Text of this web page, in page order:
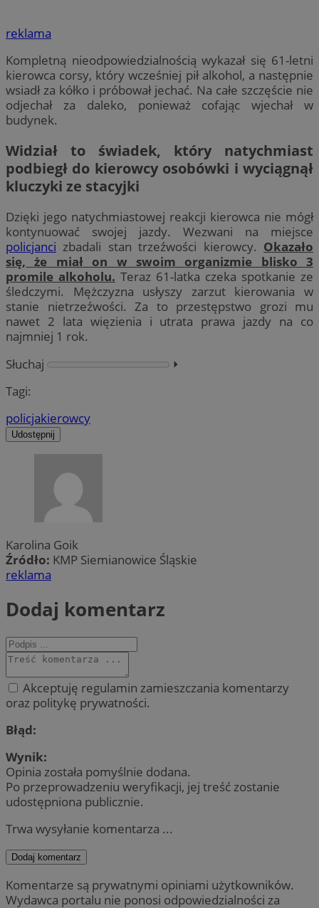
reklama
Kompletną nieodpowiedzialnością wykazał się 61-letni
kierowca corsy, który wcześniej pił alkohol, a następnie
wsiadł za kółko i próbował jechać. Na całe szczęście nie
odjechał za daleko, ponieważ cofając wjechał w
budynek.
Widział to świadek, który natychmiast
podbiegł do kierowcy osobówki i wyciągnął
kluczyki ze stacyjki
Dzięki jego natychmiastowej reakcji kierowca nie mógł
kontynuować swojej jazdy. Wezwani na miejsce
policjanci zbadali stan trzeźwości kierowcy. Okazało
się, że miał on w swoim organizmie blisko 3
promile alkoholu. Teraz 61-latka czeka spotkanie ze
śledczymi. Mężczyzna usłyszy zarzut kierowania w
stanie nietrzeźwości. Za to przestępstwo grozi mu
nawet 2 lata więzienia i utrata prawa jazdy na co
najmniej 1 rok.
Słuchaj
⏵︎
Tagi:
policjakierowcy
Udostępnij
Karolina Goik
Źródło: KMP Siemianowice Śląskie
reklama
Dodaj komentarz
Akceptuję regulamin zamieszczania komentarzy
oraz politykę prywatności.
Błąd:
Wynik:
Opinia została pomyślnie dodana.
Po przeprowadzeniu weryfikacji, jej treść zostanie
udostępniona publicznie.
Trwa wysyłanie komentarza ...
Dodaj komentarz
Komentarze są prywatnymi opiniami użytkowników.
Wydawca portalu nie ponosi odpowiedzialności za